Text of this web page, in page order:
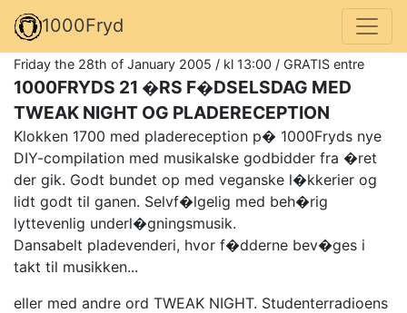
1000Fryd
Friday the 28th of January 2005 / kl 13:00 / GRATIS entre
1000FRYDS 21 �RS F�DSELSDAG MED
TWEAK NIGHT OG PLADERECEPTION
Klokken 1700 med pladereception p� 1000Fryds nye
DIY-compilation med musikalske godbidder fra �ret
der gik. Godt bundet op med veganske l�kkerier og
lidt godt til ganen. Selvf�lgelig med beh�rig
lyttevenlig underl�gningsmusik.
Dansabelt pladevenderi, hvor f�dderne bev�ges i
takt til musikken...
eller med andre ord TWEAK NIGHT. Studenterradioens